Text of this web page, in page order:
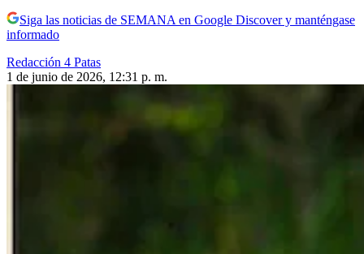
Siga las noticias de SEMANA en Google Discover y manténgase
informado
Redacción 4 Patas
1 de junio de 2026, 12:31 p. m.